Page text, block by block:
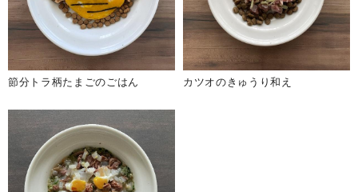
節分トラ柄たまごのごはん カツオのきゅうり和え